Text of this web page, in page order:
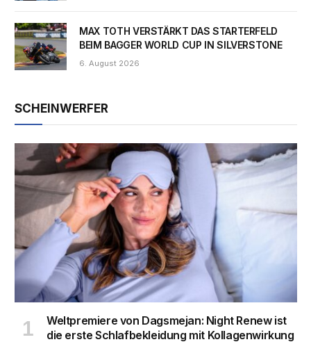
MAX TOTH VERSTÄRKT DAS STARTERFELD
BEIM BAGGER WORLD CUP IN SILVERSTONE
6. August 2026
SCHEINWERFER
Weltpremiere von Dagsmejan: Night Renew ist
die erste Schlafbekleidung mit Kollagenwirkung